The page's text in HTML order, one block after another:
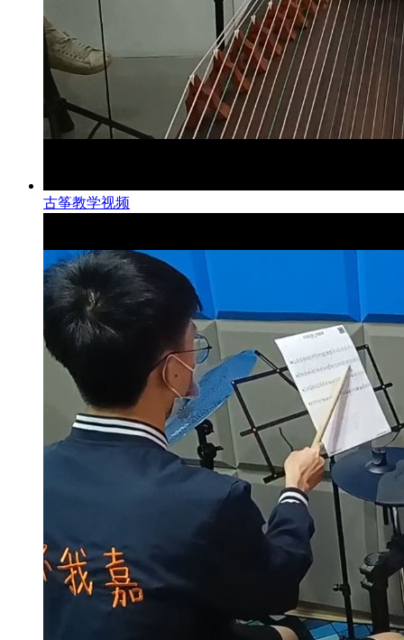
古筝教学视频